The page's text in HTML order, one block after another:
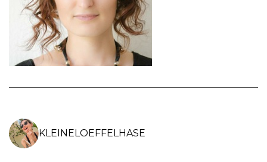
KLEINELOEFFELHASE